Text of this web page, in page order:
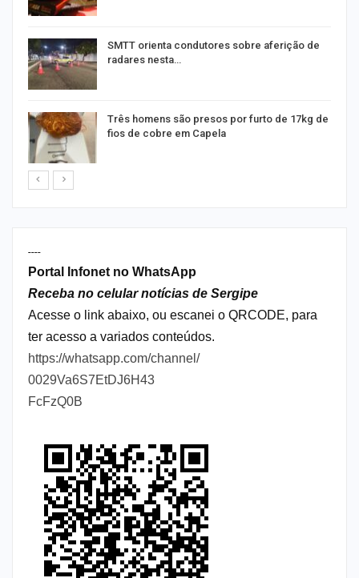
SMTT orienta condutores sobre aferição de
radares nesta…
Três homens são presos por furto de 17kg de
fios de cobre em Capela
----
Portal Infonet no WhatsApp
Receba no celular notícias de Sergipe
Acesse o link abaixo, ou escanei o QRCODE, para
ter acesso a variados conteúdos.
https://whatsapp.com/channel/
0029Va6S7EtDJ6H43
FcFzQ0B